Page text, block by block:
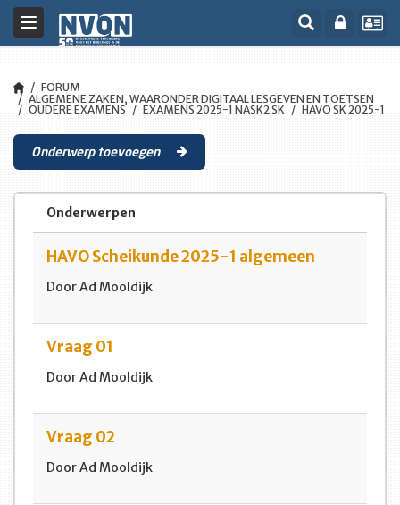
Toggle
navigation
FORUM
ALGEMENE ZAKEN, WAARONDER DIGITAAL LESGEVEN EN TOETSEN
OUDERE EXAMENS
EXAMENS 2025-1 NASK2 SK HAVO SK 2025-1
Onderwerp toevoegen
Onderwerpen
HAVO Scheikunde 2025-1 algemeen
Door Ad Mooldijk
Vraag 01
Door Ad Mooldijk
Vraag 02
Door Ad Mooldijk